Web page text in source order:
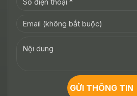
GỬI THÔNG TIN